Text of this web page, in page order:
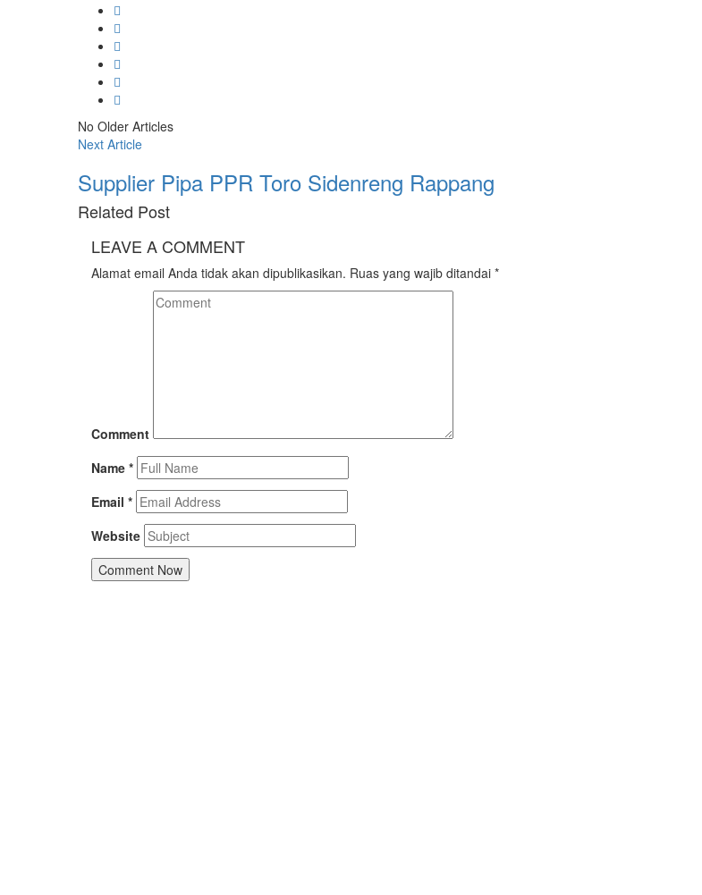
No Older Articles
Next Article
Supplier Pipa PPR Toro Sidenreng Rappang
Related Post
LEAVE A COMMENT
Alamat email Anda tidak akan dipublikasikan. Ruas yang wajib ditandai *
Comment
Name *
Email *
Website